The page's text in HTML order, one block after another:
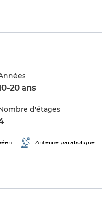
20 ans
d'étages
Antenne parabolique